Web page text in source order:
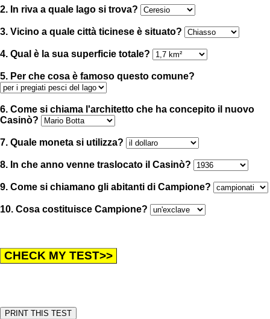
2. In riva a quale lago si trova?
3. Vicino a quale città ticinese è situato?
4. Qual è la sua superficie totale?
5. Per che cosa è famoso questo comune?
6. Come si chiama l'architetto che ha concepito il nuovo
Casinò?
7. Quale moneta si utilizza?
8. In che anno venne traslocato il Casinò?
9. Come si chiamano gli abitanti di Campione?
10. Cosa costituisce Campione?